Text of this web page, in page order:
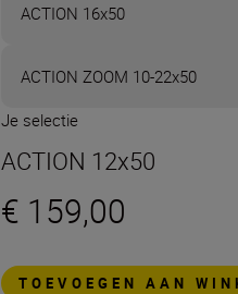
ACTION 16x50
ACTION ZOOM 10-22x50
Je selectie
ACTION 12x50
€ 159,00
TOEVOEGEN AAN